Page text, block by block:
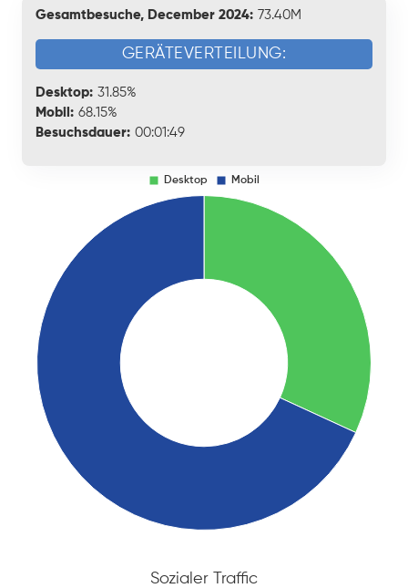
Gesamtbesuche, December 2024: 73.40M
GERÄTEVERTEILUNG:
Desktop: 31.85%
Mobil: 68.15%
Besuchsdauer: 00:01:49
Sozialer Traffic